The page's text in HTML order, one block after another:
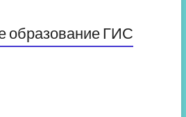
образование ГИС